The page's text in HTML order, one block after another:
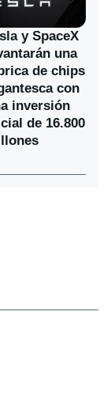
y SpaceX
una
de chips
con
inversión
de 16.800